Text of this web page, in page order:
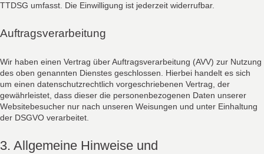
TTDSG umfasst. Die Einwilligung ist jederzeit widerrufbar.
Auftragsverarbeitung
Wir haben einen Vertrag über Auftragsverarbeitung (AVV) zur Nutzung
des oben genannten Dienstes geschlossen. Hierbei handelt es sich
um einen datenschutzrechtlich vorgeschriebenen Vertrag, der
gewährleistet, dass dieser die personenbezogenen Daten unserer
Websitebesucher nur nach unseren Weisungen und unter Einhaltung
der DSGVO verarbeitet.
3. Allgemeine Hinweise und